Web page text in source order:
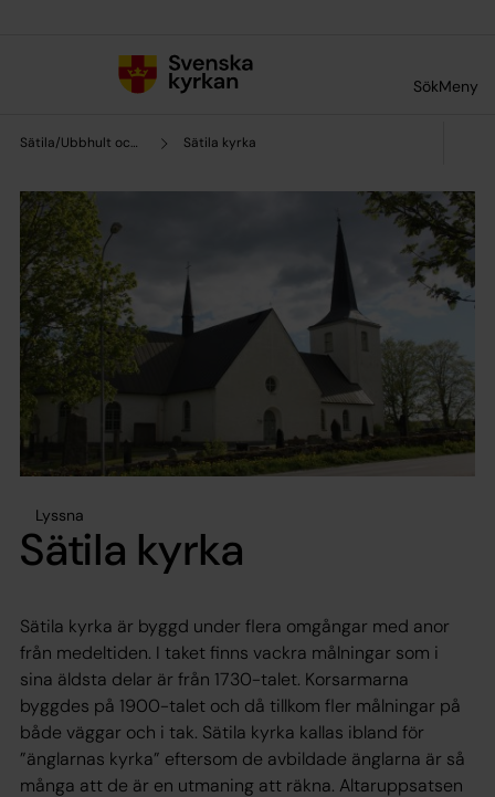
SökMeny
Sätila/Ubbhult och Hyssna församlingar Sätila kyrka
Lyssna
Sätila kyrka
Sätila kyrka är byggd under flera omgångar med anor
från medeltiden. I taket finns vackra målningar som i
sina äldsta delar är från 1730-talet. Korsarmarna
byggdes på 1900-talet och då tillkom fler målningar på
både väggar och i tak. Sätila kyrka kallas ibland för
”änglarnas kyrka” eftersom de avbildade änglarna är så
många att de är en utmaning att räkna. Altaruppsatsen